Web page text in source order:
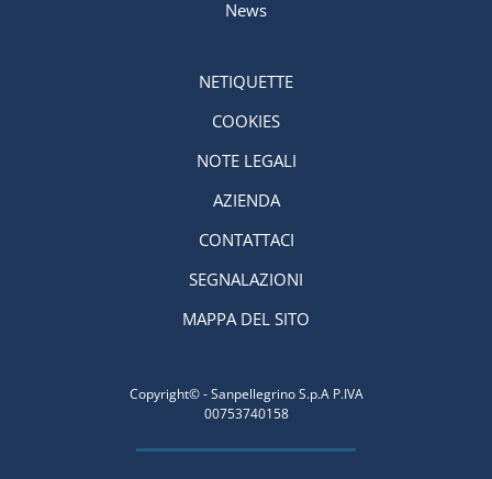
News
NETIQUETTE
COOKIES
NOTE LEGALI
AZIENDA
CONTATTACI
SEGNALAZIONI
MAPPA DEL SITO
Copyright© - Sanpellegrino S.p.A P.IVA
00753740158